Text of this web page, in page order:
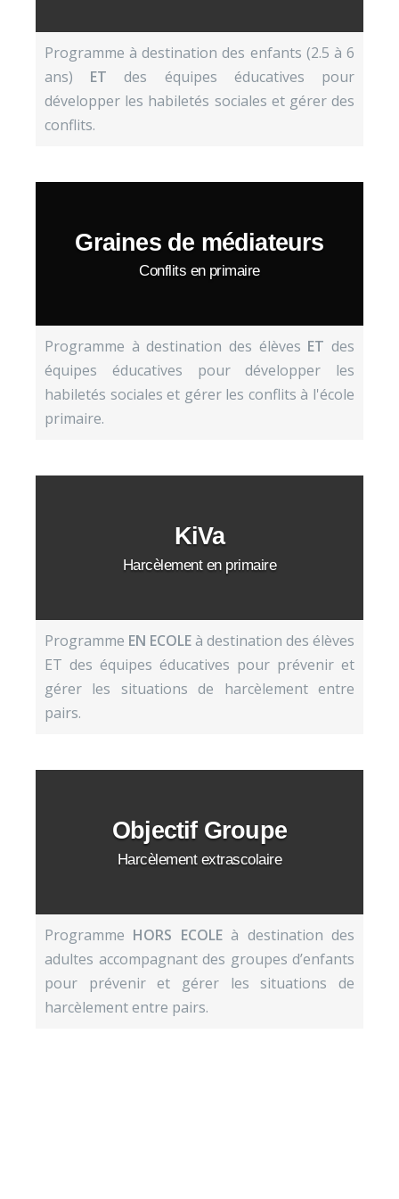
Programme à destination des enfants (2.5 à 6
ans) ETdes équipes éducatives pour
développer les habiletés sociales et gérer des
conflits.
Graines de médiateurs
Conflits en primaire
Programme à destination des élèves ETdes
équipes éducatives pour développer les
habiletés sociales et gérer les conflits à l'école
primaire.
KiVa
Harcèlement en primaire
Programme EN ECOLEà destination des élèves
ET des équipes éducatives pour prévenir et
gérer les situations de harcèlement entre
pairs.
Objectif Groupe
Harcèlement extrascolaire
Programme HORS ECOLEà destination des
adultes accompagnant des groupes d’enfants
pour prévenir et gérer les situations de
harcèlement entre pairs.